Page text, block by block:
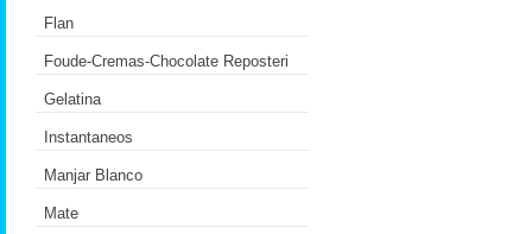
Flan
Foude-Cremas-Chocolate Reposteri
Gelatina
Instantaneos
Manjar Blanco
Mate